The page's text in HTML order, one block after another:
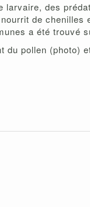
des
de chenilles
a été trouvé
pollen (photo)